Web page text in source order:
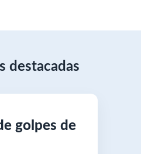
destacadas
golpes de